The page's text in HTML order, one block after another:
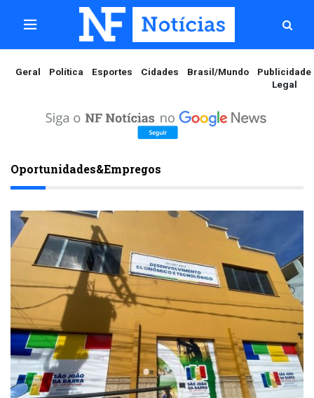
Geral Política Esportes Cidades Brasil/Mundo
Publicidade
Legal
Oportunidades&Empregos